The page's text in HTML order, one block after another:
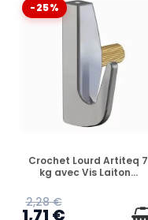
-25%
EN STOCK
Crochet Lourd Artiteq 7
kg avec Vis Laiton...
2,28 €
1,71 €